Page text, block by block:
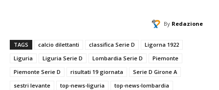
By Redazione
TAGS calcio dilettanti classifica Serie D
Ligorna 1922
Liguria
Liguria Serie D Lombardia Serie D
Piemonte
Piemonte Serie D
risultati 19 giornata
Serie D Girone A
sestri levante
top-news-liguria
top-news-lombardia